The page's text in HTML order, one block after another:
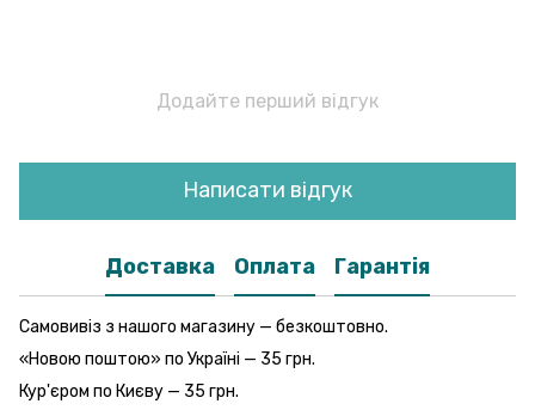
Додайте перший відгук
Написати відгук
Доставка Оплата Гарантія
Самовивіз з нашого магазину — безкоштовно.
«Новою поштою» по Україні — 35 грн.
Кур'єром по Києву — 35 грн.